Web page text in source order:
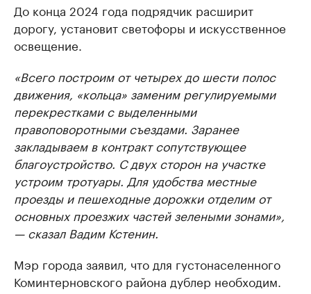
До конца 2024 года подрядчик расширит
дорогу, установит светофоры и искусственное
освещение.
«Всего построим от четырех до шести полос
движения, «кольца» заменим регулируемыми
перекрестками с выделенными
правоповоротными съездами. Заранее
закладываем в контракт сопутствующее
благоустройство. С двух сторон на участке
устроим тротуары. Для удобства местные
проезды и пешеходные дорожки отделим от
основных проезжих частей зелеными зонами»,
— сказал Вадим Кстенин.
Мэр города заявил, что для густонаселенного
Коминтерновского района дублер необходим.